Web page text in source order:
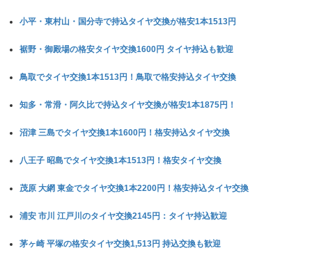
小平・東村山・国分寺で持込タイヤ交換が格安1本1513円
裾野・御殿場の格安タイヤ交換1600円 タイヤ持込も歓迎
鳥取でタイヤ交換1本1513円！鳥取で格安持込タイヤ交換
知多・常滑・阿久比で持込タイヤ交換が格安1本1875円！
沼津 三島でタイヤ交換1本1600円！格安持込タイヤ交換
八王子 昭島でタイヤ交換1本1513円！格安タイヤ交換
茂原 大網 東金でタイヤ交換1本2200円！格安持込タイヤ交換
浦安 市川 江戸川のタイヤ交換2145円：タイヤ持込歓迎
茅ヶ崎 平塚の格安タイヤ交換1,513円 持込交換も歓迎